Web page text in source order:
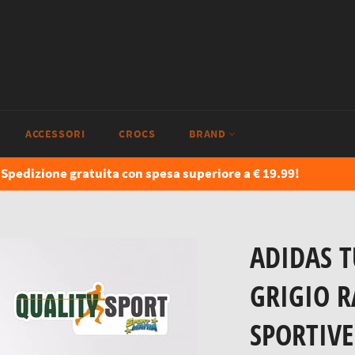
ACCESSORI CROCS BRAND
Spedizione gratuita con spesa superiore a € 19.99!
ADIDAS
GRIGIO